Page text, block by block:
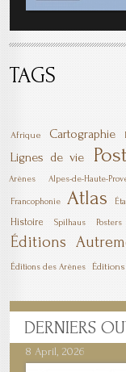
TAGS
Afrique Cartographie
Lignes de vie
Arènes Alpes-de-Haute-
Francophonie Atlas
Histoire Spilhaus Posters
Éditions
Éditions des Arènes
DERNIERS
8 April, 2026
7 April, 2026
1 March, 2026
23 December, 2025
9 December, 2025
6 October, 2025
5 April, 2025
17 March, 2025
11 January, 2025
10 January, 2025